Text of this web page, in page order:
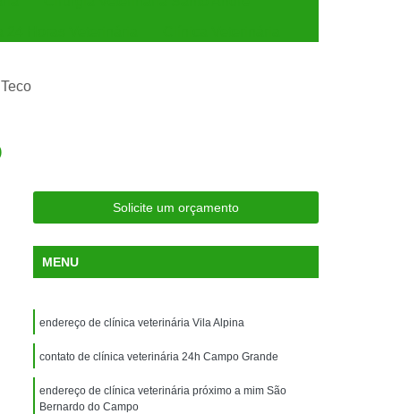
para Silvestres
para Animais Silvestres
Consulta para Animais Silvestres
Santo André
Veterinária para Animais Silvestres
Exame de Eletrocardiograma Veterinário
Solicite um orçamento
MENU
endereço de clínica veterinária Vila Alpina
contato de clínica veterinária 24h Campo Grande
endereço de clínica veterinária próximo a mim São
Bernardo do Campo